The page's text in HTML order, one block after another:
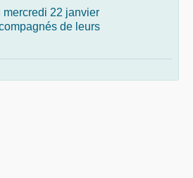
22 janvier
de leurs